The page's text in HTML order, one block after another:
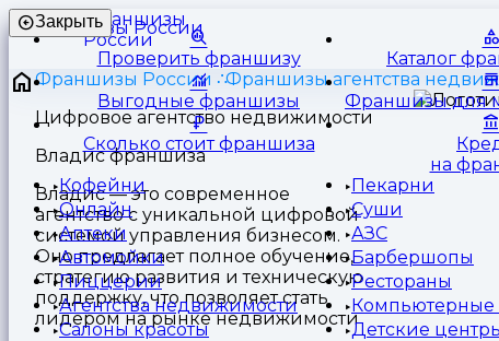
Франшизы
России
Закрыть
Проверить франшизу Каталог
Выгодные франшизы Франшизы для
Сколько стоит франшиза
на
Кофейни
Пекарни
Онлайн
Суши
Аптеки
АЗС
Автомойки
Барбершопы
Пиццерии
Рестораны
Агентства недвижимости
Компьютерные
Салоны красоты
Детские
Франшизы России
Франшизы агентства
Цифровое агентство недвижимости
Владис франшиза
Владис — это современное
агентство с уникальной цифровой
системой управления бизнесом.
Оно предлагает полное обучение,
стратегию развития и техническую
поддержку, что позволяет стать
лидером на рынке недвижимости